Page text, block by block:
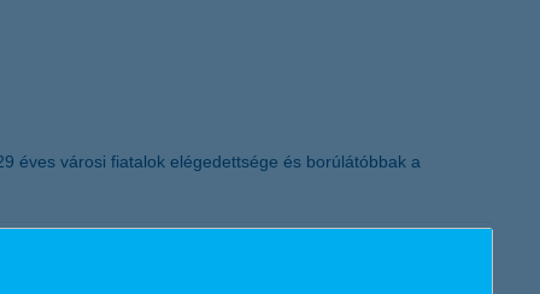
éves városi fiatalok elégedettsége és borúlátóbbak a